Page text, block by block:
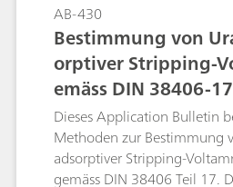
AB-430
Bestimmung von
orptiver Stripping-
emäss DIN 38406-17
Dieses Application Bulletin
Methoden zur Bestimmung
adsorptiver Stripping-
gemäss DIN 38406 Teil 17.